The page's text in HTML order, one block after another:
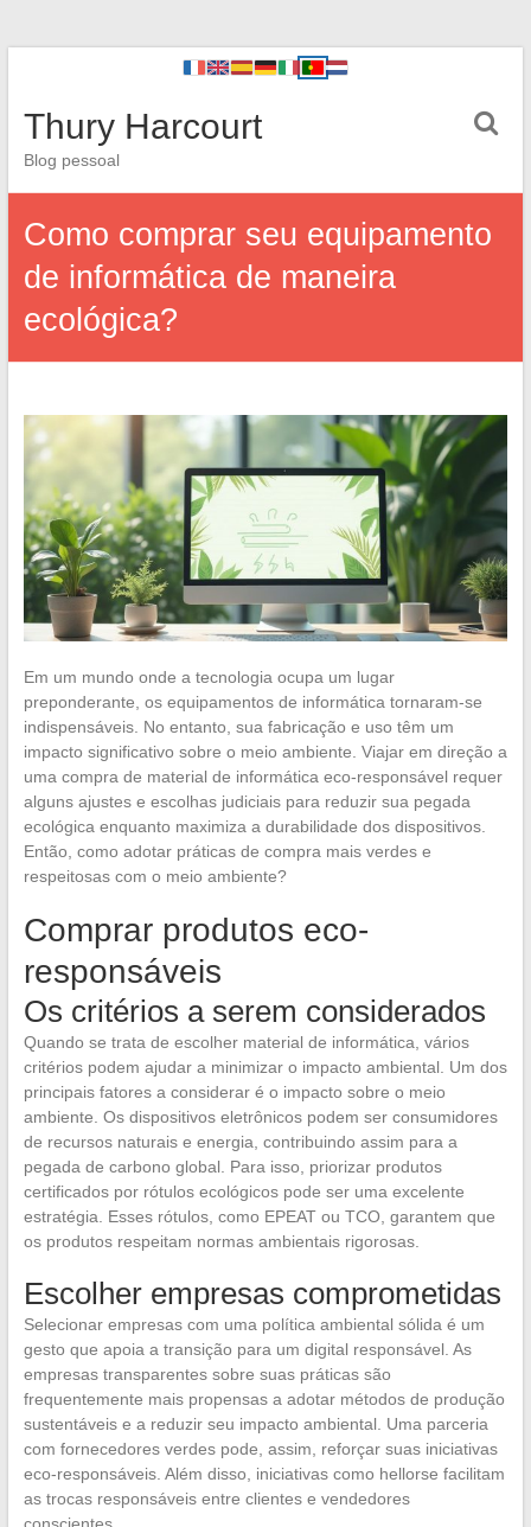
Thury Harcourt
Blog pessoal
Como comprar seu equipamento
de informática de maneira
ecológica?
Em um mundo onde a tecnologia ocupa um lugar
preponderante, os equipamentos de informática tornaram-se
indispensáveis. No entanto, sua fabricação e uso têm um
impacto significativo sobre o meio ambiente. Viajar em direção a
uma compra de material de informática eco-responsável requer
alguns ajustes e escolhas judiciais para reduzir sua pegada
ecológica enquanto maximiza a durabilidade dos dispositivos.
Então, como adotar práticas de compra mais verdes e
respeitosas com o meio ambiente?
Comprar produtos eco-
responsáveis
Os critérios a serem considerados
Quando se trata de escolher material de informática, vários
critérios podem ajudar a minimizar o impacto ambiental. Um dos
principais fatores a considerar é o impacto sobre o meio
ambiente. Os dispositivos eletrônicos podem ser consumidores
de recursos naturais e energia, contribuindo assim para a
pegada de carbono global. Para isso, priorizar produtos
certificados por rótulos ecológicos pode ser uma excelente
estratégia. Esses rótulos, como EPEAT ou TCO, garantem que
os produtos respeitam normas ambientais rigorosas.
Escolher empresas comprometidas
Selecionar empresas com uma política ambiental sólida é um
gesto que apoia a transição para um digital responsável. As
empresas transparentes sobre suas práticas são
frequentemente mais propensas a adotar métodos de produção
sustentáveis e a reduzir seu impacto ambiental. Uma parceria
com fornecedores verdes pode, assim, reforçar suas iniciativas
eco-responsáveis. Além disso, iniciativas como hellorse facilitam
as trocas responsáveis entre clientes e vendedores